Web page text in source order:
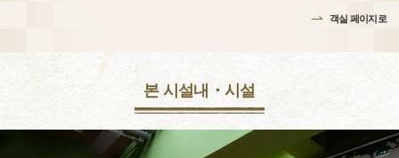
객실 페이지로
본 시설내・시설